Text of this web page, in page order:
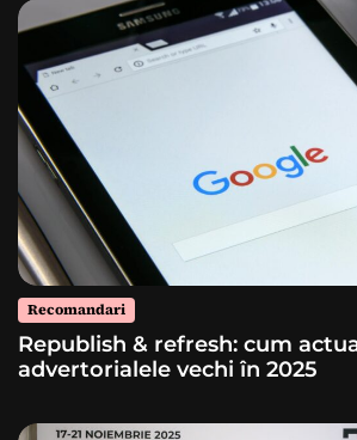
Recomandari
Republish & refresh: cum
advertorialele vechi în 2025